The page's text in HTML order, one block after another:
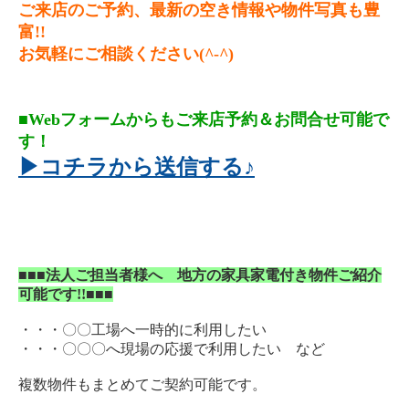
ご来店のご予約、最新の空き情報や物件写真も豊
富!!
お気軽にご相談ください(^-^)
■Webフォームからもご来店予約＆お問合せ可能で
す！
▶コチラから送信する♪
■■■法人ご担当者様へ 地方の家具家電付き物件ご紹介
可能です!!■■■
・・・〇〇工場へ一時的に利用したい
・・・〇〇〇へ現場の応援で利用したい など
複数物件もまとめてご契約可能です。